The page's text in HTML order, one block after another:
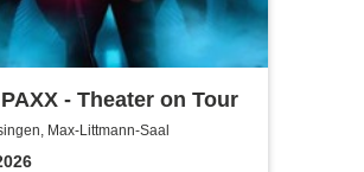
- Theater on Tour
Max-Littmann-Saal